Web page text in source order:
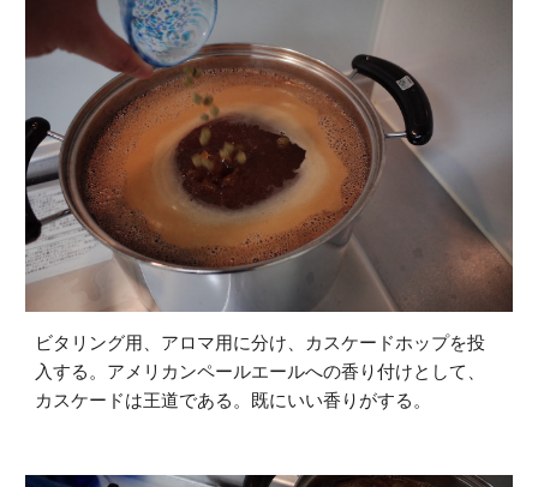
ビタリング用、アロマ用に分け、カスケードホップを投
入する。アメリカンペールエールへの香り付けとして、
カスケードは王道である。既にいい香りがする。